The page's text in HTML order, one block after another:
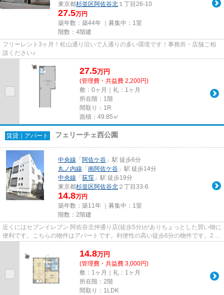
東京都杉並区阿佐谷北 １丁目26-10
27.5万円
築年数：築44年 ｜募集中： 1室
階数：4階建
フリーレント3ヶ月！松山通り沿いで人通りの多い環境です！事務所・店舗ご相
談ください♪
27.5万円
(管理費・共益費 2,200円)
敷：0ヶ月｜礼：1ヶ月
所在階：1階
間取り：1R
面積：49.85㎡
賃貸｜アパート フェリーチェ西公園
中央線 「 阿佐ケ谷 」駅 徒歩6分
丸ノ内線 「 南阿佐ケ谷 」駅 徒歩14分
中央線 「 荻窪 」駅 徒歩19分
東京都杉並区阿佐谷北 ２丁目33-6
14.8万円
築年数：築11年 ｜募集中： 1室
階数：2階建
近くにはセブンイレブン 阿佐谷北仲通り店(徒歩5分)がありちょっとした買い物に
便利です。こちらの物件はアパートです。利便性の高い徒歩6分の物件です。2駅
14.8万円
(管理費・共益費 3,000円)
敷：1ヶ月｜礼：1ヶ月
所在階：2階
間取り：1LDK